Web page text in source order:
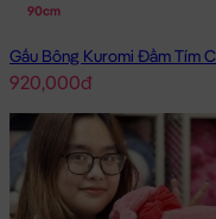
90cm
920,000đ